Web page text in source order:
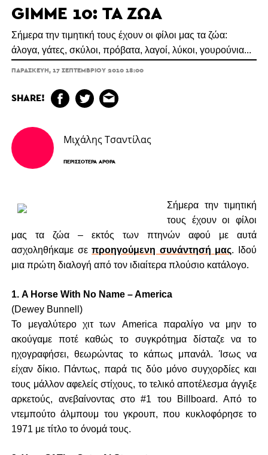
GIMME 10: ΤΑ ΖΏΑ
Σήμερα την τιμητική τους έχουν οι φίλοι μας τα ζώα:
άλογα, γάτες, σκύλοι, πρόβατα, λαγοί, λύκοι, γουρούνια...
ΠΑΡΑΣΚΕΥΉ, 17 ΣΕΠΤΕΜΒΡΊΟΥ 2010 18:00
SHARE!
Μιχάλης Τσαντίλας
ΠΕΡΙΣΣΌΤΕΡΑ ΆΡΘΡΑ
Σήμερα την τιμητική
τους έχουν οι φίλοι
μας τα ζώα – εκτός των πτηνών αφού με αυτά
ασχοληθήκαμε σεπροηγούμενη συνάντησή μας. Ιδού
μια πρώτη διαλογή από τον ιδιαίτερα πλούσιο κατάλογο.
1. A Horse With No Name – America
(Dewey Bunnell)
Το μεγαλύτερο χιτ των America παραλίγο να μην το
ακούγαμε ποτέ καθώς το συγκρότημα δίσταζε να το
ηχογραφήσει, θεωρώντας το κάπως μπανάλ. Ίσως να
είχαν δίκιο. Πάντως, παρά τις δύο μόνο συγχορδίες και
τους μάλλον αφελείς στίχους, το τελικό αποτέλεσμα άγγιξε
αρκετούς, ανεβαίνοντας στο #1 του Billboard. Από το
ντεμπούτο άλμπουμ του γκρουπ, που κυκλοφόρησε το
1971 με τίτλο το όνομά τους.